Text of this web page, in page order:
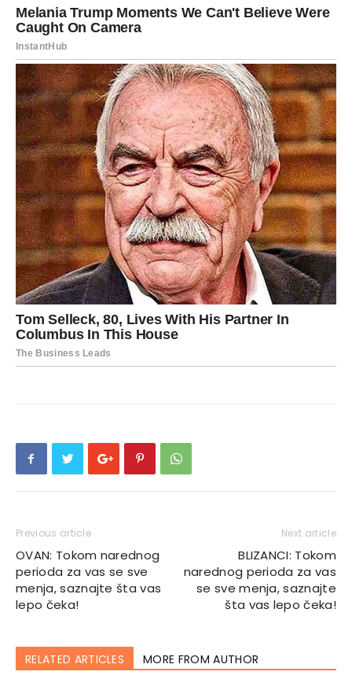
Previous article
OVAN: Tokom narednog
perioda za vas se sve
menja, saznajte šta vas
lepo čeka!
Next article
BLIZANCI: Tokom
narednog perioda za vas
se sve menja, saznajte
šta vas lepo čeka!
RELATED ARTICLES MORE FROM AUTHOR